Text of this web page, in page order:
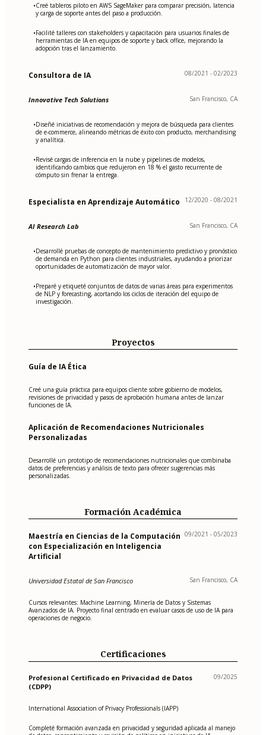
•Creé tableros piloto en AWS SageMaker para comparar precisión, latencia
y carga de soporte antes del paso a producción.
•Facilité talleres con stakeholders y capacitación para usuarios finales de
herramientas de IA en equipos de soporte y back office, mejorando la
adopción tras el lanzamiento.
Consultora de IA 08/2021 - 02/2023
Innovative Tech Solutions San Francisco, CA
•Diseñé iniciativas de recomendación y mejora de búsqueda para clientes
de e-commerce, alineando métricas de éxito con producto, merchandising
y analítica.
•Revisé cargas de inferencia en la nube y pipelines de modelos,
identificando cambios que redujeron en 18 % el gasto recurrente de
cómputo sin frenar la entrega.
Especialista en Aprendizaje Automático 12/2020 - 08/2021
AI Research Lab San Francisco, CA
•Desarrollé pruebas de concepto de mantenimiento predictivo y pronóstico
de demanda en Python para clientes industriales, ayudando a priorizar
oportunidades de automatización de mayor valor.
•Preparé y etiqueté conjuntos de datos de varias áreas para experimentos
de NLP y forecasting, acortando los ciclos de iteración del equipo de
investigación.
Proyectos
Guía de IA Ética
Creé una guía práctica para equipos cliente sobre gobierno de modelos,
revisiones de privacidad y pasos de aprobación humana antes de lanzar
funciones de IA.
Aplicación de Recomendaciones Nutricionales
Personalizadas
Desarrollé un prototipo de recomendaciones nutricionales que combinaba
datos de preferencias y análisis de texto para ofrecer sugerencias más
personalizadas.
Formación Académica
Maestría en Ciencias de la Computación
con Especialización en Inteligencia
Artificial
09/2021 - 05/2023
Universidad Estatal de San Francisco San Francisco, CA
Cursos relevantes: Machine Learning, Minería de Datos y Sistemas
Avanzados de IA. Proyecto final centrado en evaluar casos de uso de IA para
operaciones de negocio.
Certificaciones
Profesional Certificado en Privacidad de Datos
(CDPP)
09/2025
International Association of Privacy Professionals (IAPP)
Completé formación avanzada en privacidad y seguridad aplicada al manejo